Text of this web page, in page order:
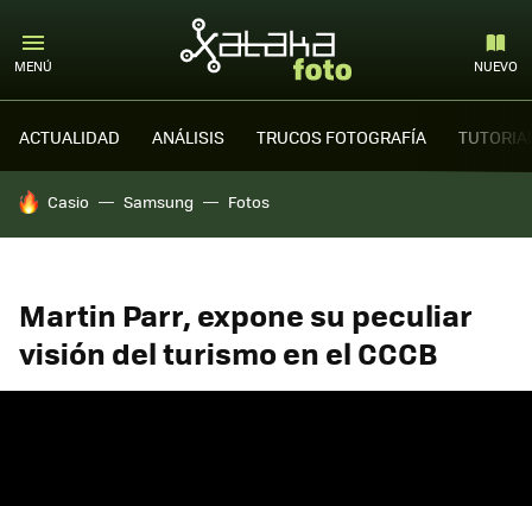
MENÚ NUEVO
ACTUALIDAD ANÁLISIS TRUCOS FOTOGRAFÍA
HOY SE HABLA DE
Casio Samsung Fotos
Martin Parr, expone su peculiar
visión del turismo en el CCCB